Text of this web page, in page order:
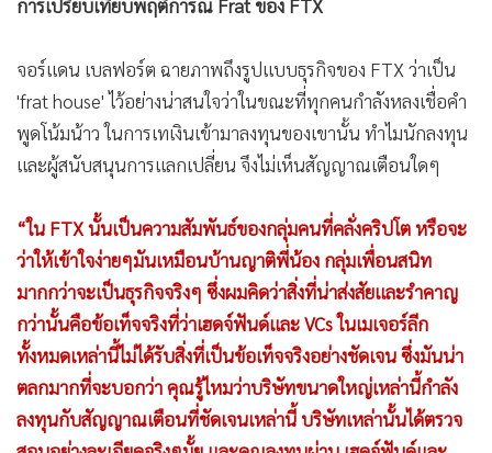
จอร์แดน เบลฟอร์ต ฉายภาพถึงรูปแบบธุรกิจของ FTX ว่าเป็น
'frat house' ไว้อย่างน่าสนใจว่าในขณะที่ทุกคนกำลังหลงเชื่อคำ
พูดโน้มน้าว ในการเทเงินเข้ามาลงทุนของเขานั้น ทำไมนักลงทุน
และผู้สนับสนุนการแลกเปลี่ยน จึงไม่เห็นสัญญาณเตือนใดๆ
“ใน FTX นั้นเป็นความสัมพันธ์ของกลุ่มคนที่คลั่งคริปโต หรือจะ
ว่าให้เข้าใจง่ายๆมันเหมือนบ้านญาติพี่น้อง กลุ่มเพื่อนสนิท
มากกว่าจะเป็นธุรกิจจริงๆ ซึ่งผมคิดว่าสิ่งที่น่าส่งสัยและรำคาญ
กว่านั้นคือข้อเท็จจริงที่ว่าเฮดจ์ฟันด์และ VCs ในเมเจอร์ลีก
ทั้งหมดเหล่านี้ไม่ได้รับสิ่งที่เป็นข้อเท็จจริงอย่างชัดเจน ซึ่งมันน่า
ตลกมากที่จะบอกว่า คุณรู้ไหมว่าบริษัทขนาดใหญ่เหล่านี้กำลัง
ลงทุนกับสัญญาณเตือนที่ชัดเจนเหล่านี้ บริษัทเหล่านั้นได้ตรวจ
สอบอย่างละเอียดจริงๆมั้ย และคุณลงทุนผ่าน เฮดจ์ฟันด์และ